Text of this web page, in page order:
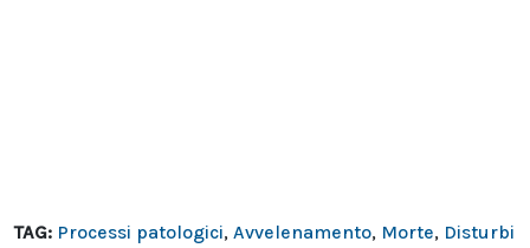
TAG: Processi patologici, Avvelenamento, Morte, Disturbi